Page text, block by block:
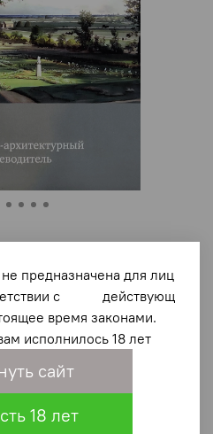
предназначена для лиц
с действующ
время законами.
исполнилось 18 лет
сайт
18 лет